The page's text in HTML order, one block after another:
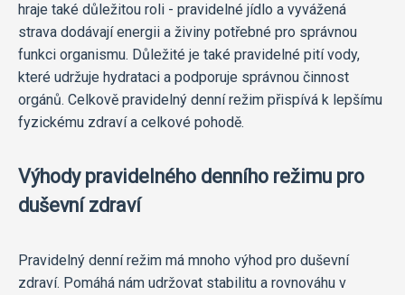
hraje také důležitou roli - pravidelné jídlo a vyvážená
strava dodávají energii a živiny potřebné pro správnou
funkci organismu. Důležité je také pravidelné pití vody,
které udržuje hydrataci a podporuje správnou činnost
orgánů. Celkově pravidelný denní režim přispívá k lepšímu
fyzickému zdraví a celkové pohodě.
Výhody pravidelného denního režimu pro
duševní zdraví
Pravidelný denní režim má mnoho výhod pro duševní
zdraví. Pomáhá nám udržovat stabilitu a rovnováhu v